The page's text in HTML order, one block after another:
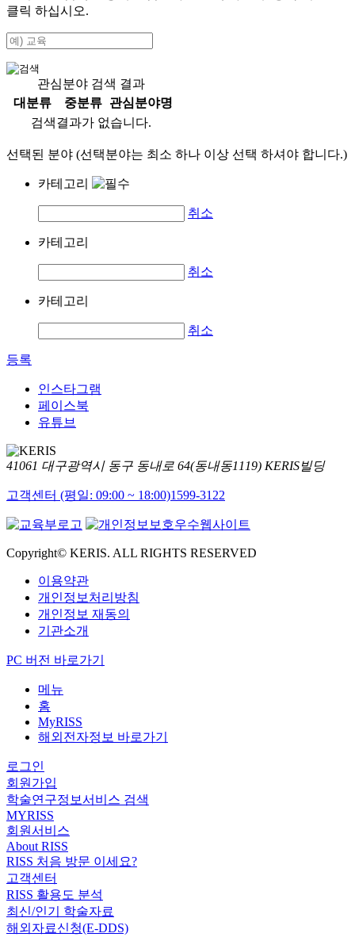
클릭 하십시오.
관심분야 검색 결과
대분류
중분류
관심분야명
검색결과가 없습니다.
선택된 분야 (선택분야는 최소 하나 이상 선택 하셔야 합니다.)
카테고리
취소
카테고리
취소
카테고리
취소
등록
인스타그램
페이스북
유튜브
41061 대구광역시 동구 동내로 64(동내동1119) KERIS빌딩
고객센터 (평일: 09:00 ~ 18:00)1599-3122
Copyright© KERIS. ALL RIGHTS RESERVED
이용약관
개인정보처리방침
개인정보 재동의
기관소개
PC 버전 바로가기
메뉴
홈
MyRISS
해외전자정보 바로가기
로그인
회원가입
학술연구정보서비스 검색
MYRISS
회원서비스
About RISS
RISS 처음 방문 이세요?
고객센터
RISS 활용도 분석
최신/인기 학술자료
해외자료신청(E-DDS)